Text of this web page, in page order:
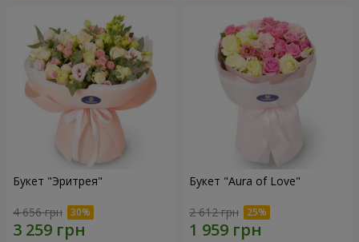
Букет "Эритрея"
4 656 грн
Букет "Aura of Love"
2 612 грн